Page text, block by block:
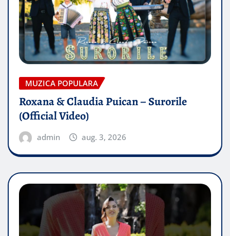
MUZICA POPULARA
Roxana & Claudia Puican – Surorile
(Official Video)
admin aug. 3, 2026